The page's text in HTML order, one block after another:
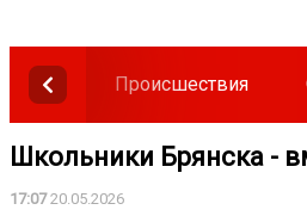
Происшествия
Школьники Брянска -
17:0720.05.2026